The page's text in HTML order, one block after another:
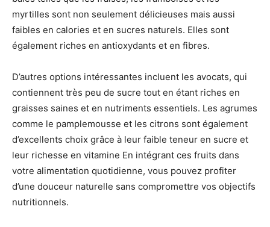
myrtilles sont non seulement délicieuses mais aussi
faibles en calories et en sucres naturels. Elles sont
également riches en antioxydants et en fibres.
D’autres options intéressantes incluent les avocats, qui
contiennent très peu de sucre tout en étant riches en
graisses saines et en nutriments essentiels. Les agrumes
comme le pamplemousse et les citrons sont également
d’excellents choix grâce à leur faible teneur en sucre et
leur richesse en vitamine En intégrant ces fruits dans
votre alimentation quotidienne, vous pouvez profiter
d’une douceur naturelle sans compromettre vos objectifs
nutritionnels.